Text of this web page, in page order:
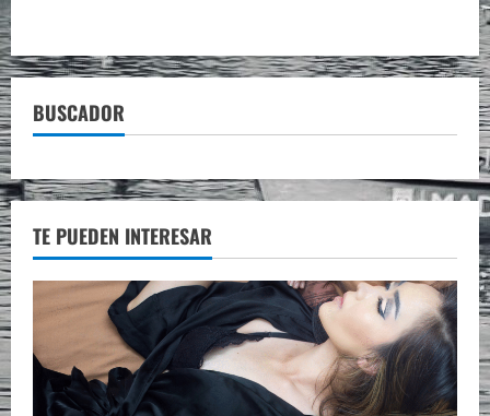
BUSCADOR
TE PUEDEN INTERESAR